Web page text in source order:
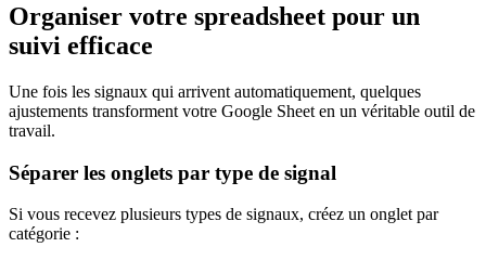
Organiser votre spreadsheet pour un
suivi efficace
Une fois les signaux qui arrivent automatiquement, quelques
ajustements transforment votre Google Sheet en un véritable outil de
travail.
Séparer les onglets par type de signal
Si vous recevez plusieurs types de signaux, créez un onglet par
catégorie :